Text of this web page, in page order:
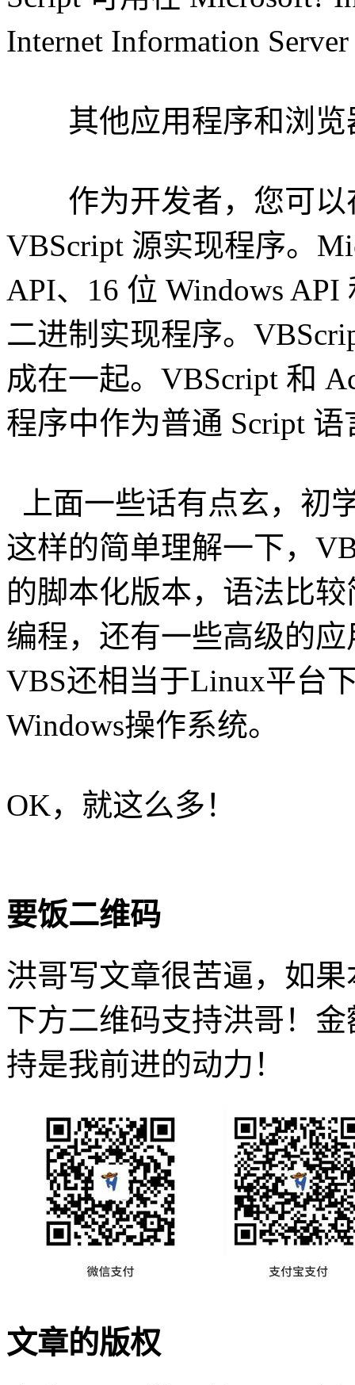
Internet Information
其他应用程序和浏览
作为开发者，您可以
VBScript 源实现程序。
API、16 位 Windows API
二进制实现程序。
成在一起。VBScript 和
程序中作为普通 Script 语
上面一些话有点玄，初
这样的简单理解一下，
的脚本化版本，语法比
编程，还有一些高级的
VBS还相当于Linux平台
Windows操作系统。
OK，就这么多！
要饭二维码
洪哥写文章很苦逼，如
下方二维码支持洪哥！
持是我前进的动力！
文章的版权